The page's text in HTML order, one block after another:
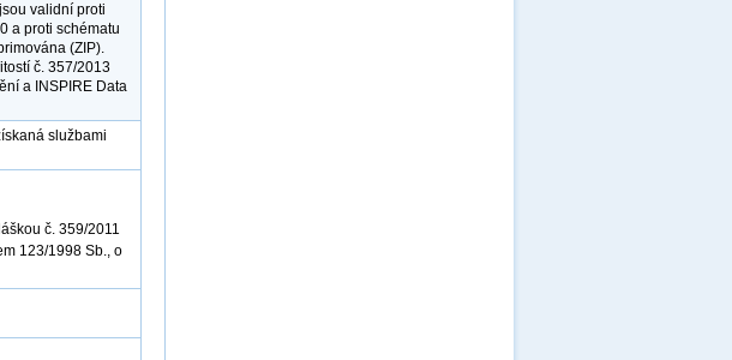
validní proti
a proti schématu
(ZIP).
č. 357/2013
a INSPIRE Data
službami
č. 359/2011
123/1998 Sb., o